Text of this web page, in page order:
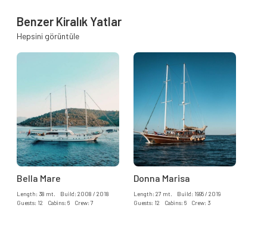
Benzer Kiralık Yatlar
Hepsini görüntüle
Bella Mare
Length: 38 mt. Build: 2008 / 2018
Guests: 12 Cabins: 6 Crew: 7
Donna Marisa
Length: 27 mt. Build: 1995 / 2019
Guests: 12 Cabins: 6 Crew: 3